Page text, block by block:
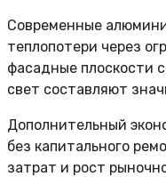
Современные
теплопотери через
фасадные плоскости
свет составляют
Дополнительный
без капитального
затрат и рост